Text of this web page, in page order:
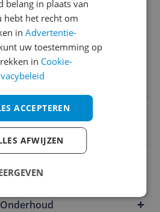
minuut
Capaciteit
Functies
Onderhoud
belang in plaats van
hebt het recht om
inAdvertentie-
uw toestemming op
in Cookie-
ACCEPTEREN
AFWIJZEN